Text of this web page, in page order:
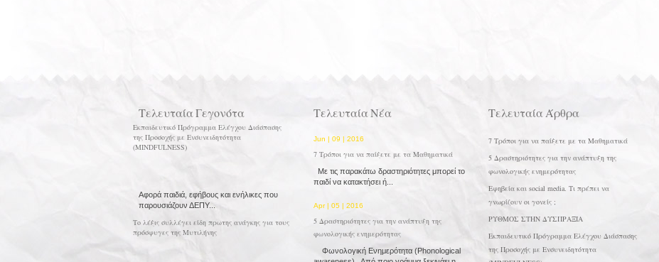
Τελευταία Γεγονότα
Εκπαιδευτικό Πρόγραμμα Ελέγχου Διάσπασης
της Προσοχής με Ενσυνειδητότητα
(MINDFULNESS)
Αφορά παιδιά, εφήβους και ενήλικες που
παρουσιάζουν ΔΕΠΥ...
Το λέξις συλλέγει είδη πρωτης ανάγκης για τους
πρόσφυγες της Μυτιλήνης
Τελευταία Νέα
Jun | 09 | 2016
7 Τρόποι για να παίξετε με τα Μαθηματικά
Με τις παρακάτω δραστηριότητες μπορεί το
παιδί να κατακτήσει ή...
Apr | 05 | 2016
5 Δραστηριότητες για την ανάπτυξη της
φωνολογικής ενημερότητας
Φωνολογική Ενημερότητα (Phonological
Τελευταία Άρθρα
7 Τρόποι για να παίξετε με τα Μαθηματικά
5 Δραστηριότητες για την ανάπτυξη της
φωνολογικής ενημερότητας
Εφηβεία και social media. Τι πρέπει να
γνωρίζουν οι γονείς ;
ΡΥΘΜΟΣ ΣΤΗΝ ΔΥΣΠΡΑΞΙΑ
Εκπαιδευτικό Πρόγραμμα Ελέγχου Διάσπασης
της Προσοχής με Ενσυνειδητότητα